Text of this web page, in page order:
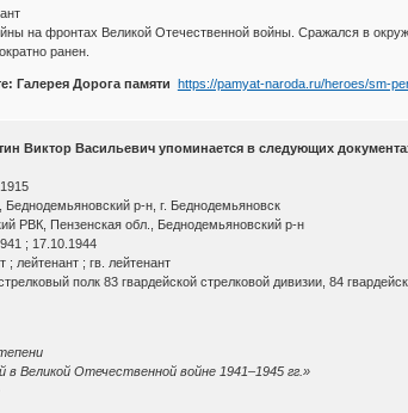
на фронтах Великой Отечественной войны. Сражался в
ранен.
Галерея Дорога памяти https://pamyat-naroda.ru/heroes/sm-
Виктор Васильевич упоминается в следующих
р-н, г. Беднодемьяновск
РВК, Пензенская обл., Беднодемьяновский р-н
; 17.10.1944
; лейтенант ; гв. лейтенант
полк 83 гвардейской стрелковой дивизии, 84
в Великой Отечественной войне 1941–1945 гг.»